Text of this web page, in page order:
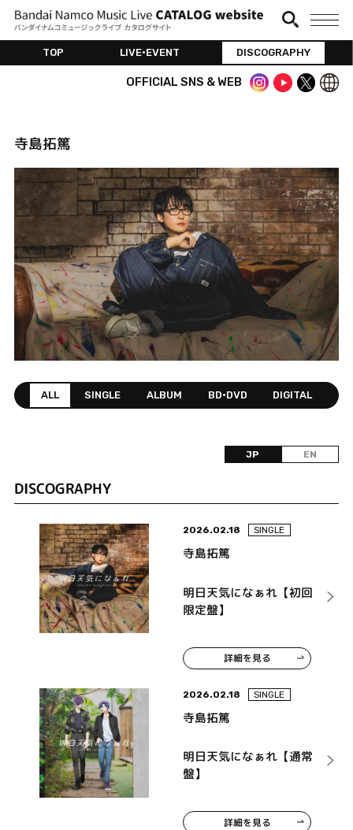
TOP LIVE•EVENT DISCOGRAPHY
OFFICIAL SNS & WEB
寺島拓篤
ALL SINGLE ALBUM BD•DVD DIGITAL
JP EN
DISCOGRAPHY
2026.02.18 SINGLE
寺島拓篤
明日天気になぁれ【初回
限定盤】
詳細を見る
2026.02.18 SINGLE
寺島拓篤
明日天気になぁれ【通常
盤】
詳細を見る